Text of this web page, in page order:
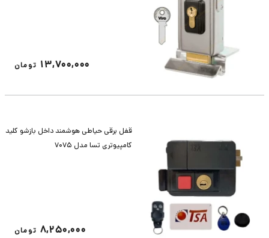
13,700,000 تومان
قفل برقی حیاطی هوشمند داخل بازشو کلید
کامپیوتری تسا مدل 7075
8,250,000 تومان